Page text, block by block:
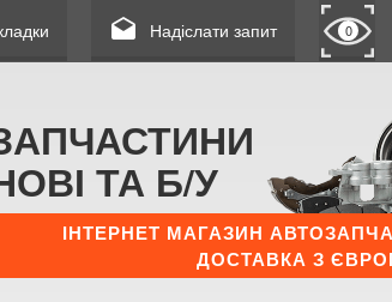
drafts Надіслати запит 0
ТА Б/У
ІНТЕРНЕТ МАГАЗИН
ДОСТАВКА З